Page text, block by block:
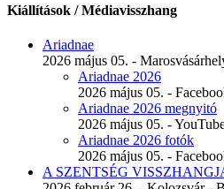
Kiállítások / Médiavisszhang
Ariadnae
2026 május 05. -
Ariadnae 2026
2026 május 05. -
Ariadnae 2026 megnyitó
2026 május 05. -
Ariadnae 2026 fotók
2026 május 05. -
A SZENTSÉG